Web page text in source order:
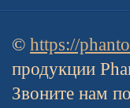
© https://
продукции
Звоните нам